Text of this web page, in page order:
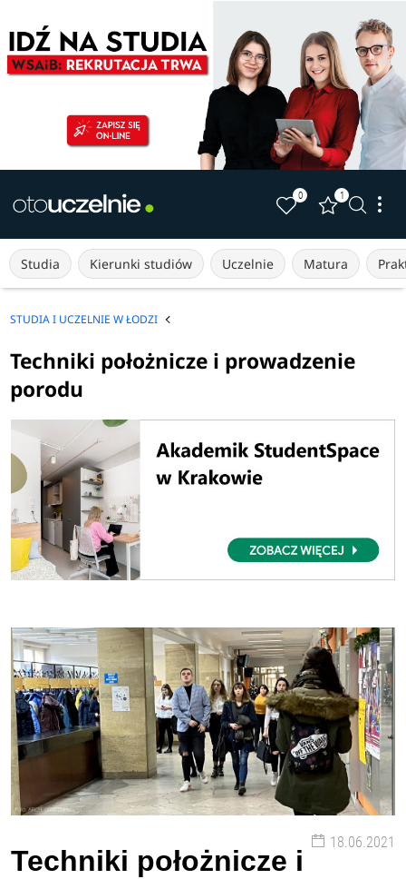
0 1
Studia Kierunki studiów Uczelnie Matura
STUDIA I UCZELNIE W ŁODZI
Techniki położnicze i prowadzenie
porodu
18.06.2021
Techniki położnicze i